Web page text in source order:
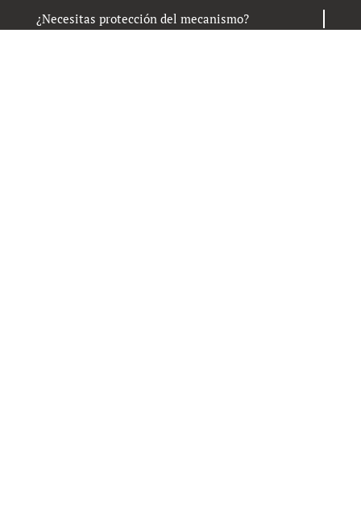
¿Necesitas protección del mecanismo?